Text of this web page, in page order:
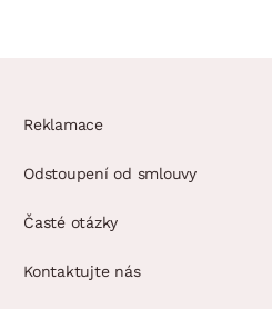
Reklamace
Odstoupení od smlouvy
Časté otázky
Kontaktujte nás